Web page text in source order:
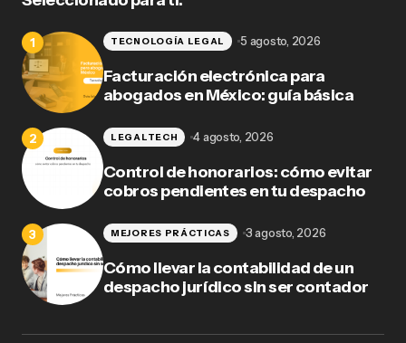
Facturación electrónica para
abogados en México: guía básica
TECNOLOGÍA LEGAL 5 agosto, 2026
Control de honorarios: cómo evitar
cobros pendientes en tu despacho
LEGALTECH 4 agosto, 2026
Cómo llevar la contabilidad de un
despacho jurídico sin ser contador
MEJORES PRÁCTICAS 3 agosto, 2026